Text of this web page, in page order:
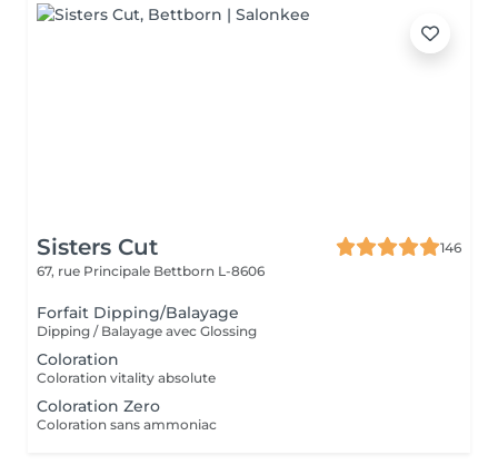
Sisters Cut
146
67, rue Principale Bettborn L-8606
Forfait Dipping/Balayage
Dipping / Balayage avec Glossing
Coloration
Coloration vitality absolute
Coloration Zero
Coloration sans ammoniac